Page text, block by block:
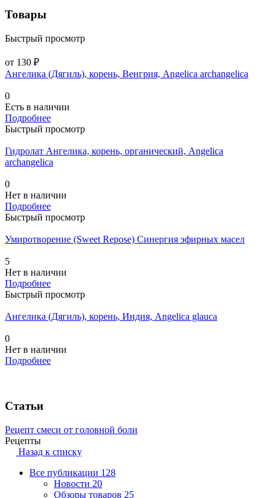
Товары
Быстрый просмотр
от 130 ₽
Ангелика (Дягиль), корень, Венгрия, Angelica archangelica
0
Есть в наличии
Подробнее
Быстрый просмотр
Гидролат Ангелика, корень, органический, Angelica
archangelica
0
Нет в наличии
Подробнее
Быстрый просмотр
Умиротворение (Sweet Repose) Синергия эфирных масел
5
Нет в наличии
Подробнее
Быстрый просмотр
Ангелика (Дягиль), корень, Индия, Angelica glauca
0
Нет в наличии
Подробнее
Статьи
Рецепт смеси от головной боли
Рецепты
Назад к списку
Все публикации 128
Новости 20
Обзоры товаров 25